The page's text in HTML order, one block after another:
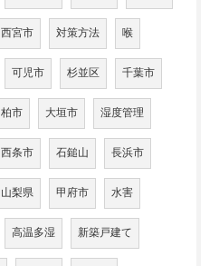
西宮市 対策方法 喉
可児市 杉並区 千葉市
柏市 大垣市 湿度管理
西条市 石鎚山 長浜市
山梨県 甲府市 水害
高温多湿 新築戸建て